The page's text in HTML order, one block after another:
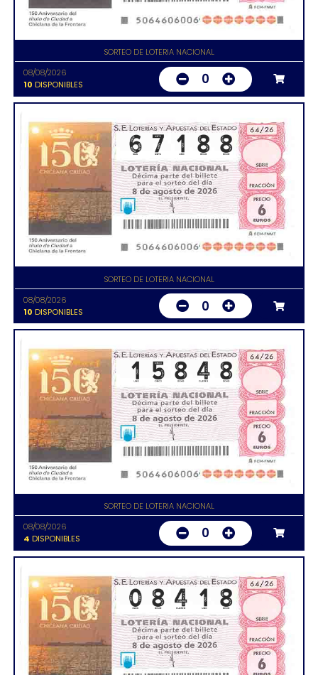
SORTEO DE LOTERIA NACIONAL
08/08/2026
10 DISPONIBLES 0
SORTEO DE LOTERIA NACIONAL
08/08/2026
10 DISPONIBLES 0
SORTEO DE LOTERIA NACIONAL
08/08/2026
4 DISPONIBLES 0